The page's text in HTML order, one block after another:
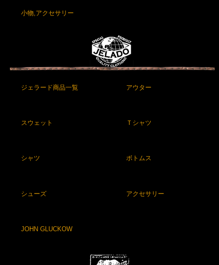
小物,アクセサリー
ジェラード商品一覧 アウター
スウェット Ｔシャツ
シャツ ボトムス
シューズ アクセサリー
JOHN GLUCKOW